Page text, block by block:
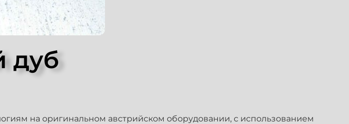
дуб
на оригинальном австрийском оборудовании, с использованием